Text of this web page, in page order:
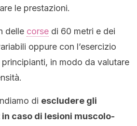
le prestazioni.
delle corse di 60 metri e dei
oppure con l’esercizio
in modo da valutare
di escludere gli
caso di lesioni muscolo-